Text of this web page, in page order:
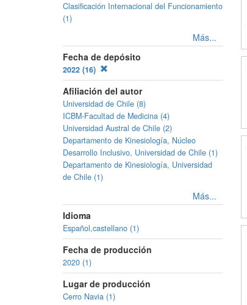
Clasificación Internacional del Funcionamiento
(1)
Más...
Fecha de depósito
2022 (16)
Afiliación del autor
Universidad de Chile (8)
ICBM-Facultad de Medicina (4)
Universidad Austral de Chile (2)
Departamento de Kinesiología, Núcleo
Desarrollo Inclusivo, Universidad de Chile (1)
Departamento de Kinesiología, Universidad
de Chile (1)
Más...
Idioma
Español,castellano (1)
Fecha de producción
2020 (1)
Lugar de producción
Cerro Navia (1)